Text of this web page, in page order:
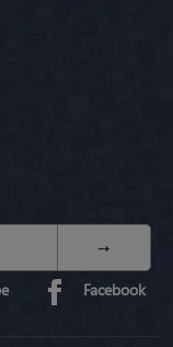
Facebook